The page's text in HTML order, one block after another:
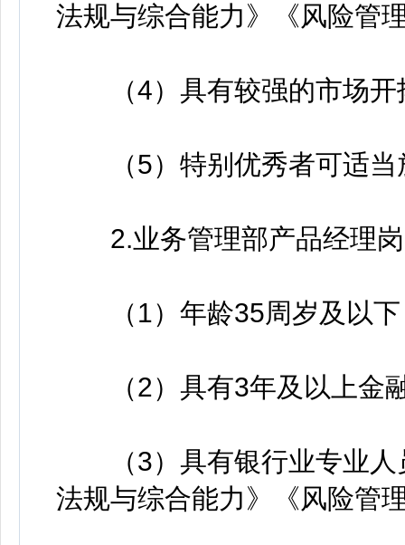
法规与综合能力》《风险管
（4）具有较强的市场开
（5）特别优秀者可适当
2.业务管理部产品经理岗
（1）年龄35周岁及以下
（2）具有3年及以上金
（3）具有银行业专业人
法规与综合能力》《风险管